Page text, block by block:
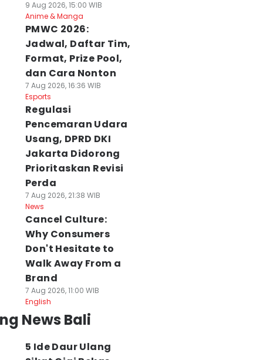
9 Aug 2026, 15:00 WIB
Anime & Manga
PMWC 2026:
Jadwal, Daftar Tim,
Format, Prize Pool,
dan Cara Nonton
7 Aug 2026, 16:36 WIB
Esports
Regulasi
Pencemaran Udara
Usang, DPRD DKI
Jakarta Didorong
Prioritaskan Revisi
Perda
7 Aug 2026, 21:38 WIB
News
Cancel Culture:
Why Consumers
Don't Hesitate to
Walk Away From a
Brand
7 Aug 2026, 11:00 WIB
English
News Bali
5 Ide Daur Ulang